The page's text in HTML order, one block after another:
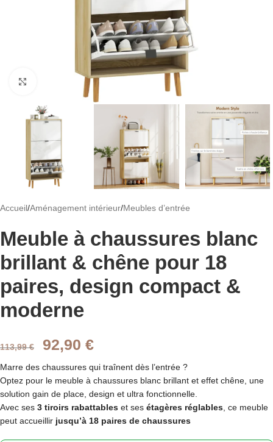
Cliquez pour agrandir
Accueil/Aménagement intérieur/Meubles d’entrée
Meuble à chaussures blanc
brillant & chêne pour 18
paires, design compact &
moderne
113,99€ 92,90 €
Marre des chaussures qui traînent dès l’entrée ?
Optez pour le meuble à chaussures blanc brillant et effet chêne, une
solution gain de place, design et ultra fonctionnelle.
Avec ses 3 tiroirs rabattables et ses étagères réglables, ce meuble
peut accueillir jusqu’à 18 paires de chaussures